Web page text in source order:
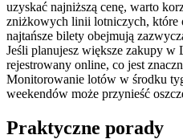
uzyskać najniższą cenę, warto
zniżkowych linii lotniczych, które
najtańsze bilety obejmują
Jeśli planujesz większe zakupy
rejestrowany online, co jest
Monitorowanie lotów w środku
weekendów może przynieść
Praktyczne porady